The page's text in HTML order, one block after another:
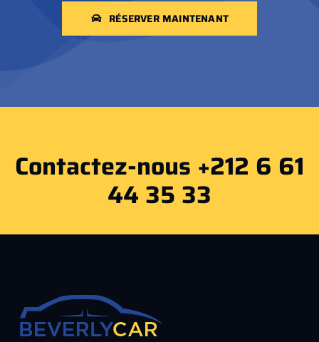
RÉSERVER MAINTENANT
Contactez-nous +212 6 61
44 35 33